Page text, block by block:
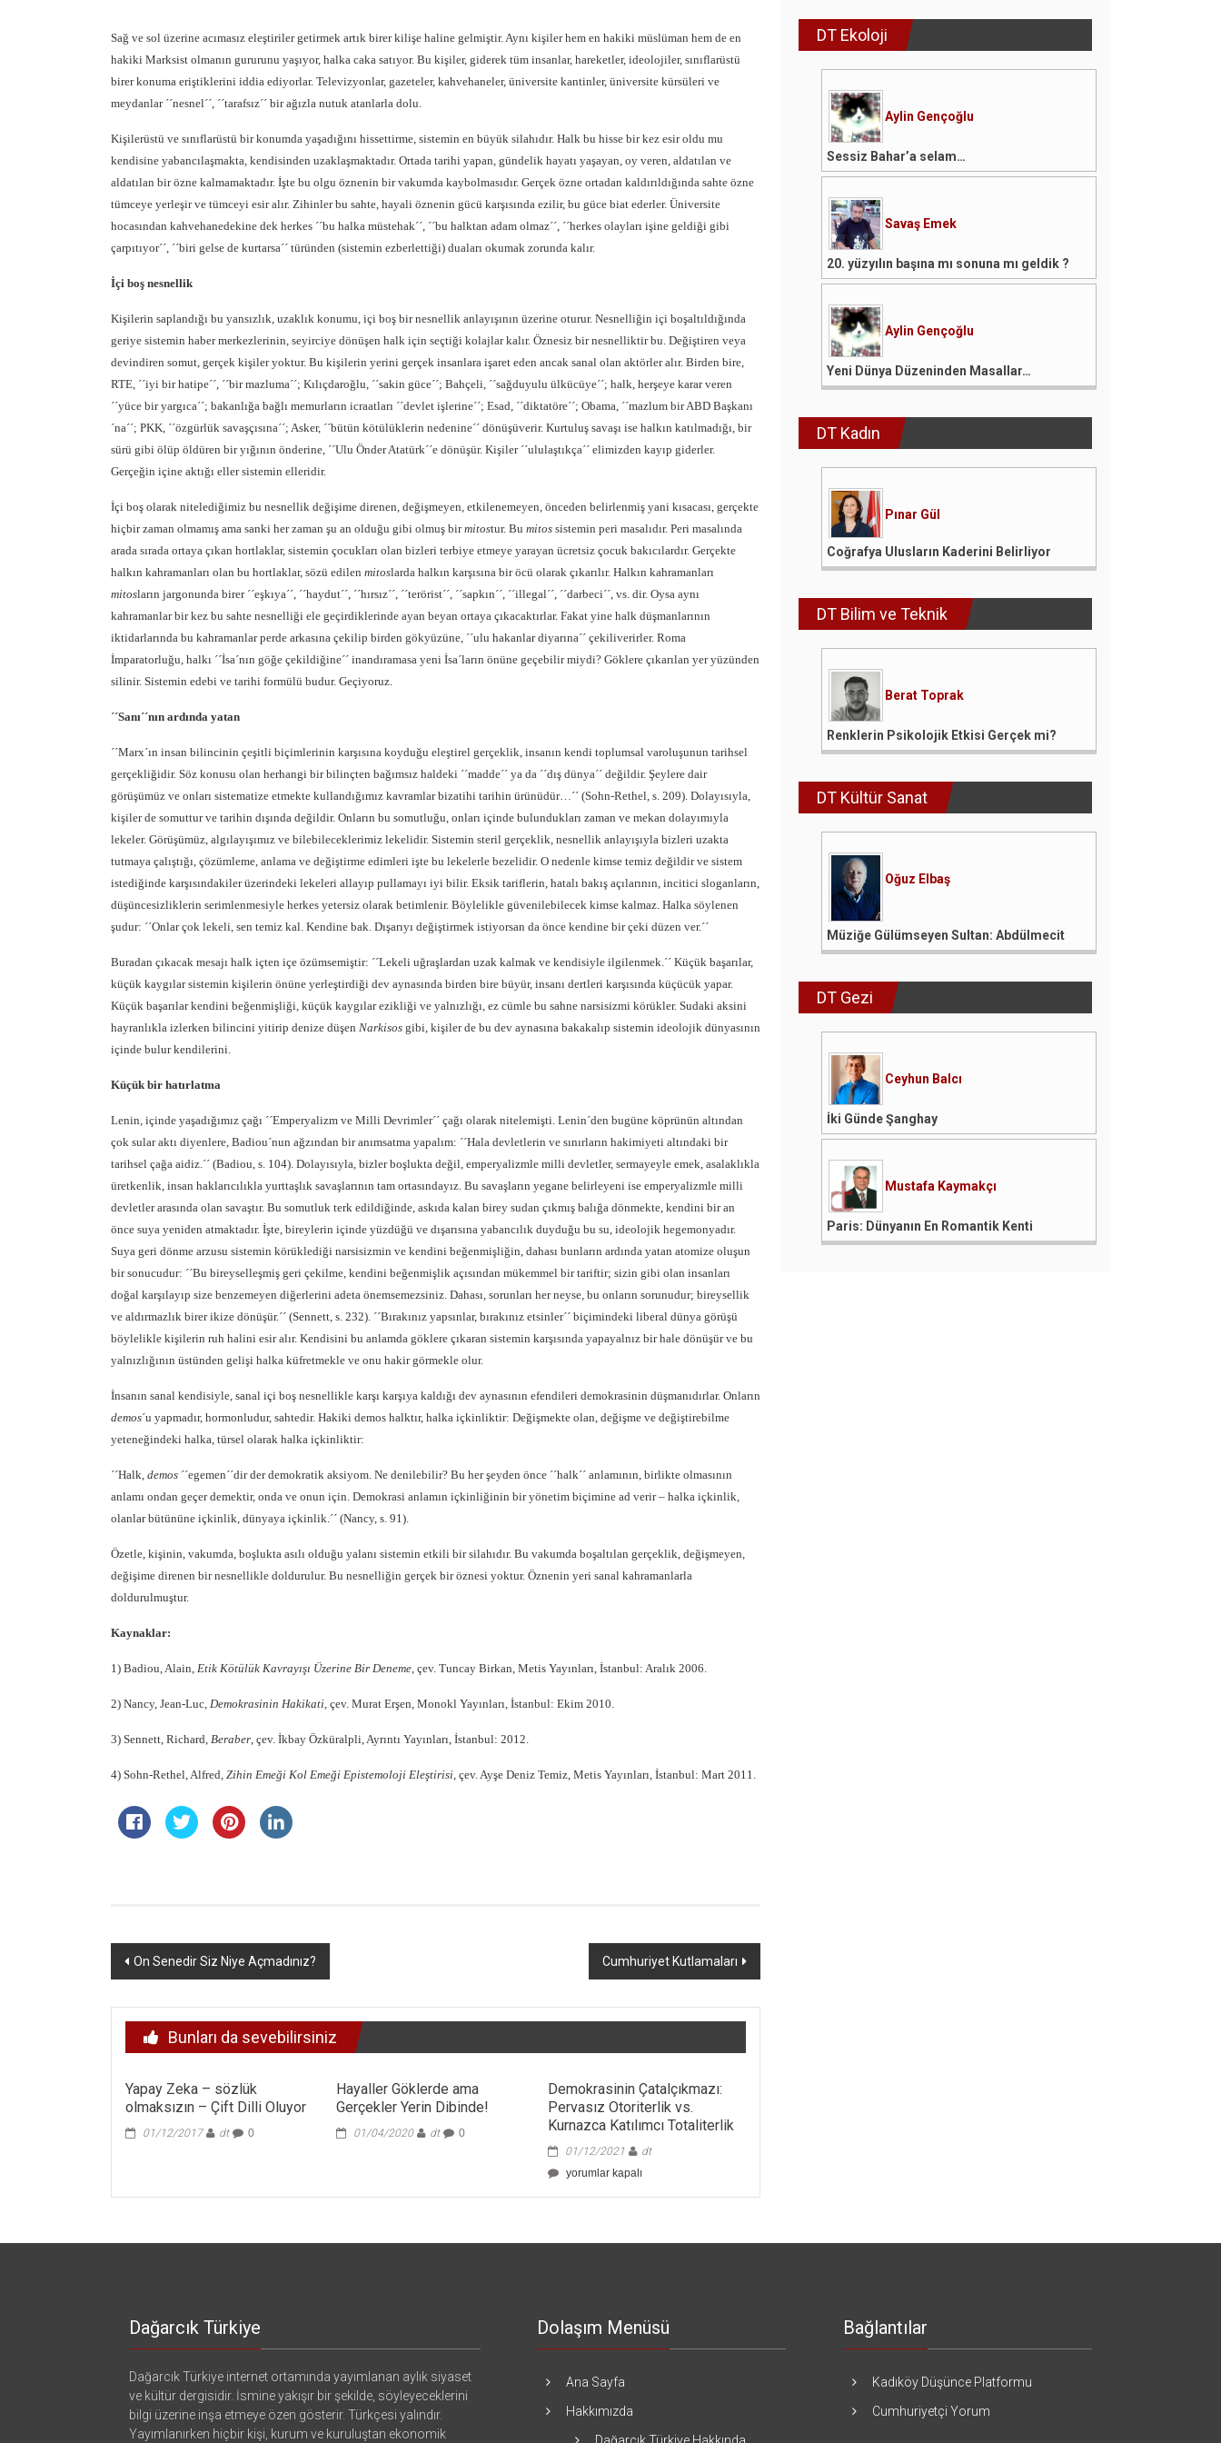
Sağ ve sol üzerine acımasız eleştiriler getirmek artık birer kilişe haline gelmiştir. Aynı kişiler hem en hakiki müslüman hem de en
hakiki Marksist olmanın gururunu yaşıyor, halka caka satıyor. Bu kişiler, giderek tüm insanlar, hareketler, ideolojiler, sınıflarüstü
birer konuma eriştiklerini iddia ediyorlar. Televizyonlar, gazeteler, kahvehaneler, üniversite kantinler, üniversite kürsüleri ve
meydanlar ´´nesnel´´, ´´tarafsız´´ bir ağızla nutuk atanlarla dolu.
Kişilerüstü ve sınıflarüstü bir konumda yaşadığını hissettirme, sistemin en büyük silahıdır. Halk bu hisse bir kez esir oldu mu
kendisine yabancılaşmakta, kendisinden uzaklaşmaktadır. Ortada tarihi yapan, gündelik hayatı yaşayan, oy veren, aldatılan ve
aldatılan bir özne kalmamaktadır. İşte bu olgu öznenin bir vakumda kaybolmasıdır. Gerçek özne ortadan kaldırıldığında sahte özne
tümceye yerleşir ve tümceyi esir alır. Zihinler bu sahte, hayali öznenin gücü karşısında ezilir, bu güce biat ederler. Üniversite
hocasından kahvehanedekine dek herkes ´´bu halka müstehak´´, ´´bu halktan adam olmaz´´, ´´herkes olayları işine geldiği gibi
çarpıtıyor´´, ´´biri gelse de kurtarsa´´ türünden (sistemin ezberlettiği) duaları okumak zorunda kalır.
İçi boş nesnellik
Kişilerin saplandığı bu yansızlık, uzaklık konumu, içi boş bir nesnellik anlayışının üzerine oturur. Nesnelliğin içi boşaltıldığında
geriye sistemin haber merkezlerinin, seyirciye dönüşen halk için seçtiği kolajlar kalır. Öznesiz bir nesnelliktir bu. Değiştiren veya
devindiren somut, gerçek kişiler yoktur. Bu kişilerin yerini gerçek insanlara işaret eden ancak sanal olan aktörler alır. Birden bire,
RTE, ´´iyi bir hatipe´´, ´´bir mazluma´´; Kılıçdaroğlu, ´´sakin güce´´; Bahçeli, ´´sağduyulu ülkücüye´´; halk, herşeye karar veren
´´yüce bir yargıca´´; bakanlığa bağlı memurların icraatları ´´devlet işlerine´´; Esad, ´´diktatöre´´; Obama, ´´mazlum bir ABD Başkanı
´na´´; PKK, ´´özgürlük savaşçısına´´; Asker, ´´bütün kötülüklerin nedenine´´ dönüşüverir. Kurtuluş savaşı ise halkın katılmadığı, bir
sürü gibi ölüp öldüren bir yığının önderine, ´´Ulu Önder Atatürk´´e dönüşür. Kişiler ´´ululaştıkça´´ elimizden kayıp giderler.
Gerçeğin içine aktığı eller sistemin elleridir.
İçi boş olarak nitelediğimiz bu nesnellik değişime direnen, değişmeyen, etkilenemeyen, önceden belirlenmiş yani kısacası, gerçekte
hiçbir zaman olmamış ama sanki her zaman şu an olduğu gibi olmuş birmitostur. Bu mitos sistemin peri masalıdır. Peri masalında
arada sırada ortaya çıkan hortlaklar, sistemin çocukları olan bizleri terbiye etmeye yarayan ücretsiz çocuk bakıcılardır. Gerçekte
halkın kahramanları olan bu hortlaklar, sözü edilen mitoslarda halkın karşısına bir öcü olarak çıkarılır. Halkın kahramanları
mitosların jargonunda birer ´´eşkıya´´, ´´haydut´´, ´´hırsız´´, ´´terörist´´, ´´sapkın´´, ´´illegal´´, ´´darbeci´´, vs. dir. Oysa aynı
kahramanlar bir kez bu sahte nesnelliği ele geçirdiklerinde ayan beyan ortaya çıkacaktırlar. Fakat yine halk düşmanlarının
iktidarlarında bu kahramanlar perde arkasına çekilip birden gökyüzüne, ´´ulu hakanlar diyarına´´ çekiliverirler. Roma
İmparatorluğu, halkı ´´İsa´nın göğe çekildiğine´´ inandıramasa yeni İsa´ların önüne geçebilir miydi? Göklere çıkarılan yer yüzünden
silinir. Sistemin edebi ve tarihi formülü budur. Geçiyoruz.
´´Sanı´´nın ardında yatan
´´Marx´ın insan bilincinin çeşitli biçimlerinin karşısına koyduğu eleştirel gerçeklik, insanın kendi toplumsal varoluşunun tarihsel
gerçekliğidir. Söz konusu olan herhangi bir bilinçten bağımsız haldeki ´´madde´´ ya da ´´dış dünya´´ değildir. Şeylere dair
görüşümüz ve onları sistematize etmekte kullandığımız kavramlar bizatihi tarihin ürünüdür…´´ (Sohn-Rethel, s. 209). Dolayısıyla,
kişiler de somuttur ve tarihin dışında değildir. Onların bu somutluğu, onları içinde bulundukları zaman ve mekan dolayımıyla
lekeler. Görüşümüz, algılayışımız ve bilebileceklerimiz lekelidir. Sistemin steril gerçeklik, nesnellik anlayışıyla bizleri uzakta
tutmaya çalıştığı, çözümleme, anlama ve değiştirme edimleri işte bu lekelerle bezelidir. O nedenle kimse temiz değildir ve sistem
istediğinde karşısındakiler üzerindeki lekeleri allayıp pullamayı iyi bilir. Eksik tariflerin, hatalı bakış açılarının, incitici sloganların,
düşüncesizliklerin serimlenmesiyle herkes yetersiz olarak betimlenir. Böylelikle güvenilebilecek kimse kalmaz. Halka söylenen
şudur: ´´Onlar çok lekeli, sen temiz kal. Kendine bak. Dışarıyı değiştirmek istiyorsan da önce kendine bir çeki düzen ver.´´
Buradan çıkacak mesajı halk içten içe özümsemiştir: ´´Lekeli uğraşlardan uzak kalmak ve kendisiyle ilgilenmek.´´ Küçük başarılar,
küçük kaygılar sistemin kişilerin önüne yerleştirdiği dev aynasında birden bire büyür, insanı dertleri karşısında küçücük yapar.
Küçük başarılar kendini beğenmişliği, küçük kaygılar ezikliği ve yalnızlığı, ez cümle bu sahne narsisizmi körükler. Sudaki aksini
hayranlıkla izlerken bilincini yitirip denize düşen Narkisos gibi, kişiler de bu dev aynasına bakakalıp sistemin ideolojik dünyasının
içinde bulur kendilerini.
Küçük bir hatırlatma
Lenin, içinde yaşadığımız çağı ´´Emperyalizm ve Milli Devrimler´´ çağı olarak nitelemişti. Lenin´den bugüne köprünün altından
çok sular aktı diyenlere, Badiou´nun ağzından bir anımsatma yapalım: ´´Hala devletlerin ve sınırların hakimiyeti altındaki bir
tarihsel çağa aidiz.´´ (Badiou, s. 104). Dolayısıyla, bizler boşlukta değil, emperyalizmle milli devletler, sermayeyle emek, asalaklıkla
üretkenlik, insan haklarıcılıkla yurttaşlık savaşlarının tam ortasındayız. Bu savaşların yegane belirleyeni ise emperyalizmle milli
devletler arasında olan savaştır. Bu somutluk terk edildiğinde, askıda kalan birey sudan çıkmış balığa dönmekte, kendini bir an
önce suya yeniden atmaktadır. İşte, bireylerin içinde yüzdüğü ve dışarısına yabancılık duyduğu bu su, ideolojik hegemonyadır.
Suya geri dönme arzusu sistemin körüklediği narsisizmin ve kendini beğenmişliğin, dahası bunların ardında yatan atomize oluşun
bir sonucudur: ´´Bu bireyselleşmiş geri çekilme, kendini beğenmişlik açısından mükemmel bir tariftir; sizin gibi olan insanları
doğal karşılayıp size benzemeyen diğerlerini adeta önemsemezsiniz. Dahası, sorunları her neyse, bu onların sorunudur; bireysellik
ve aldırmazlık birer ikize dönüşür.´´ (Sennett, s. 232). ´´Bırakınız yapsınlar, bırakınız etsinler´´ biçimindeki liberal dünya görüşü
böylelikle kişilerin ruh halini esir alır. Kendisini bu anlamda göklere çıkaran sistemin karşısında yapayalnız bir hale dönüşür ve bu
yalnızlığının üstünden gelişi halka küfretmekle ve onu hakir görmekle olur.
İnsanın sanal kendisiyle, sanal içi boş nesnellikle karşı karşıya kaldığı dev aynasının efendileri demokrasinin düşmanıdırlar. Onların
demos´u yapmadır, hormonludur, sahtedir. Hakiki demos halktır, halka içkinliktir: Değişmekte olan, değişme ve değiştirebilme
yeteneğindeki halka, türsel olarak halka içkinliktir:
´´Halk, demos ´´egemen´´dir der demokratik aksiyom. Ne denilebilir? Bu her şeyden önce ´´halk´´ anlamının, birlikte olmasının
anlamı ondan geçer demektir, onda ve onun için. Demokrasi anlamın içkinliğinin bir yönetim biçimine ad verir – halka içkinlik,
olanlar bütününe içkinlik, dünyaya içkinlik.´´ (Nancy, s. 91).
Özetle, kişinin, vakumda, boşlukta asılı olduğu yalanı sistemin etkili bir silahıdır. Bu vakumda boşaltılan gerçeklik, değişmeyen,
değişime direnen bir nesnellikle doldurulur. Bu nesnelliğin gerçek bir öznesi yoktur. Öznenin yeri sanal kahramanlarla
doldurulmuştur.
Kaynaklar:
1) Badiou, Alain, Etik Kötülük Kavrayışı Üzerine Bir Deneme, çev. Tuncay Birkan, Metis Yayınları, İstanbul: Aralık 2006.
2) Nancy, Jean-Luc, Demokrasinin Hakikati, çev. Murat Erşen, Monokl Yayınları, İstanbul: Ekim 2010.
3) Sennett, Richard, Beraber, çev. İkbay Özküralpli, Ayrıntı Yayınları, İstanbul: 2012.
4) Sohn-Rethel, Alfred, Zihin Emeği Kol Emeği Epistemoloji Eleştirisi, çev. Ayşe Deniz Temiz, Metis Yayınları, İstanbul: Mart 2011.
Yazı
On Senedir Siz Niye Açmadınız? Cumhuriyet Kutlamaları
Bunları da sevebilirsiniz
Yapay Zeka – sözlük
olmaksızın – Çift Dilli Oluyor
01/12/2017 dt 0
Hayaller Göklerde ama
Gerçekler Yerin Dibinde!
01/04/2020 dt 0
Demokrasinin Çatalçıkmazı:
Pervasız Otoriterlik vs.
Kurnazca Katılımcı Totaliterlik
01/12/2021
dt
Demokrasinin
yorumlar kapalı
DT Ekoloji
Aylin Gençoğlu
Sessiz Bahar’a selam…
Savaş Emek
20. yüzyılın başına mı sonuna mı geldik ?
Aylin Gençoğlu
Yeni Dünya Düzeninden Masallar…
DT Kadın
Pınar Gül
Coğrafya Ulusların Kaderini Belirliyor
DT Bilim ve Teknik
Berat Toprak
Renklerin Psikolojik Etkisi Gerçek mi?
DT Kültür Sanat
Oğuz Elbaş
Müziğe Gülümseyen Sultan: Abdülmecit
DT Gezi
Ceyhun Balcı
İki Günde Şanghay
Mustafa Kaymakçı
Paris: Dünyanın En Romantik Kenti
Dağarcık Türkiye
Dağarcık Türkiye internet ortamında yayımlanan aylık siyaset
ve kültür dergisidir. İsmine yakışır bir şekilde, söyleyeceklerini
bilgi üzerine inşa etmeye özen gösterir. Türkçesi yalındır.
Yayımlanırken hiçbir kişi, kurum ve kuruluştan ekonomik
Dolaşım Menüsü
Ana Sayfa
Hakkımızda
Bağlantılar
Kadıköy Düşünce Platformu
Cumhuriyetçi Yorum